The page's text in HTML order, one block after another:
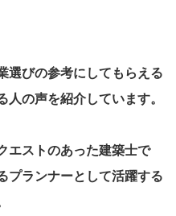
選びの参考にしてもらえる
人の声を紹介しています。
エストのあった建築士で
プランナーとして活躍する
送る